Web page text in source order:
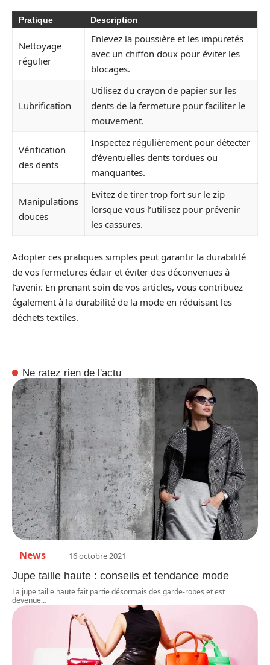
Pratique Description
Nettoyage
régulier
Enlevez la poussière et les impuretés
avec un chiffon doux pour éviter les
blocages.
Lubrification
Utilisez du crayon de papier sur les
dents de la fermeture pour faciliter le
mouvement.
Vérification
des dents
Inspectez régulièrement pour détecter
d’éventuelles dents tordues ou
manquantes.
Manipulations
douces
Evitez de tirer trop fort sur le zip
lorsque vous l’utilisez pour prévenir
les cassures.
Adopter ces pratiques simples peut garantir la durabilité
de vos fermetures éclair et éviter des déconvenues à
l’avenir. En prenant soin de vos articles, vous contribuez
également à la durabilité de la mode en réduisant les
déchets textiles.
Ne ratez rien de l'actu
News 16 octobre 2021
Jupe taille haute : conseils et tendance mode
La jupe taille haute fait partie désormais des garde-robes et est
devenue…